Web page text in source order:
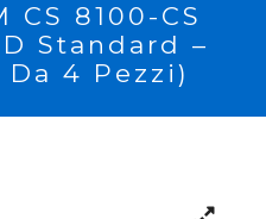
CS 8100-CS
Standard –
4 Pezzi)